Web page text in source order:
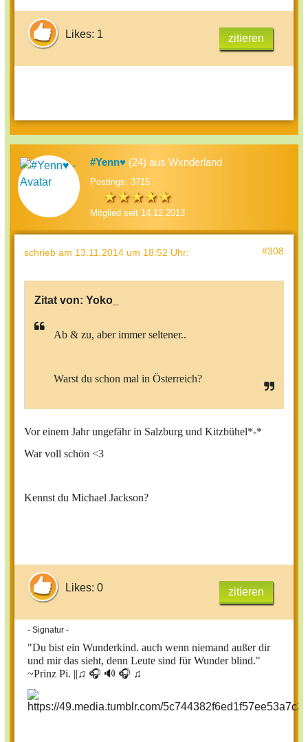
Likes: 1 zitieren
#Yenn♥ (24) aus Wxnderland
Postings: 3715
Mitglied seit 14.12.2013
schrieb am 13.11.2014 um 18:52 Uhr: #308
Zitat von: Yoko_
Ab & zu, aber immer seltener..
Warst du schon mal in Österreich?
Vor einem Jahr ungefähr in Salzburg und Kitzbühel*-*
War voll schön <3
Kennst du Michael Jackson?
Likes: 0 zitieren
- Signatur -
"Du bist ein Wunderkind. auch wenn niemand außer dir
und mir das sieht, denn Leute sind für Wunder blind."
~Prinz Pi. ||♫ 🎧 🔊 🎧 ♫